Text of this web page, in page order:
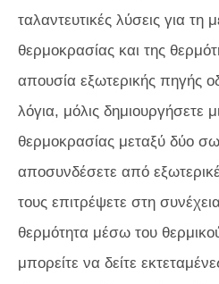
ταλαντευτικές λύσεις για τη
θερμοκρασίας και της
απουσία εξωτερικής πηγής
λόγια, μόλις δημιουργήσετε
θερμοκρασίας μεταξύ δύο
αποσυνδέσετε από
τους επιτρέψετε στη
θερμότητα μέσω του
μπορείτε να δείτε